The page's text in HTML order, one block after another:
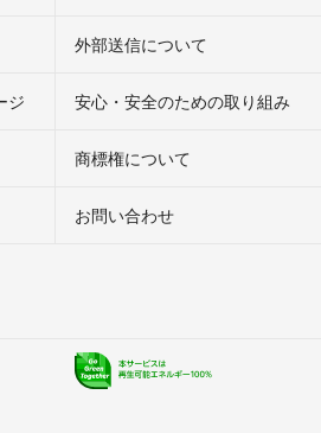
外部送信について
ジ 安心・安全のための取り組み
商標権について
お問い合わせ